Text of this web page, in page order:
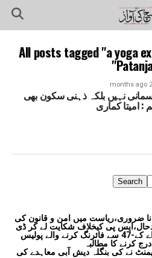
All posts tagged "a yoga
2
نہیں بلکہ ذہنی سکون بھی
: امیتا کماری
Search
ضروری،ریاست میں امن و قانون کی
پی کیخلاف شکایت لے کر ڈی
جی پی سے ملے تیجسوی یادو، اے کے-47 سے فائرنگ کرنے والے پولیس
کرنے کا مطالبہ
نے کی بنگلہ دیش آبی معاہدے کی